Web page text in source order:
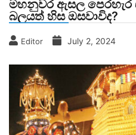
මහනුවර ඇසල පෙරහැර
බලයත් හිස ඔසවාවිද?
Editor July 2, 2024